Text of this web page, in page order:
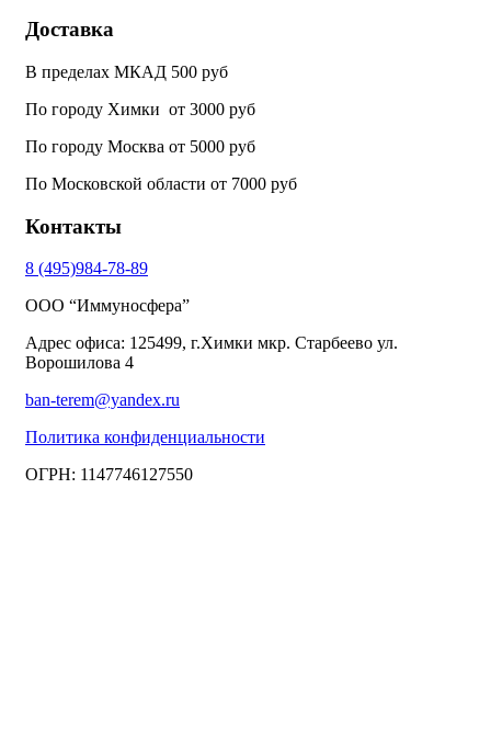
Доставка
В пределах МКАД 500 руб
По городу Химки от 3000 руб
По городу Москва от 5000 руб
По Московской области от 7000 руб
Контакты
8 (495)984-78-89
ООО “Иммуносфера”
Адрес офиса: 125499, г.Химки мкр. Старбеево ул.
Ворошилова 4
ban-terem@yandex.ru
Политика конфиденциальности
ОГРН: 1147746127550